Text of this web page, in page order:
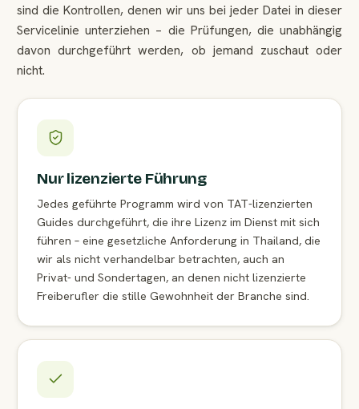
sind die Kontrollen, denen wir uns bei jeder Datei in dieser
Servicelinie unterziehen – die Prüfungen, die unabhängig
davon durchgeführt werden, ob jemand zuschaut oder
nicht.
Nur lizenzierte Führung
Jedes geführte Programm wird von TAT-lizenzierten
Guides durchgeführt, die ihre Lizenz im Dienst mit sich
führen – eine gesetzliche Anforderung in Thailand, die
wir als nicht verhandelbar betrachten, auch an
Privat- und Sondertagen, an denen nicht lizenzierte
Freiberufler die stille Gewohnheit der Branche sind.